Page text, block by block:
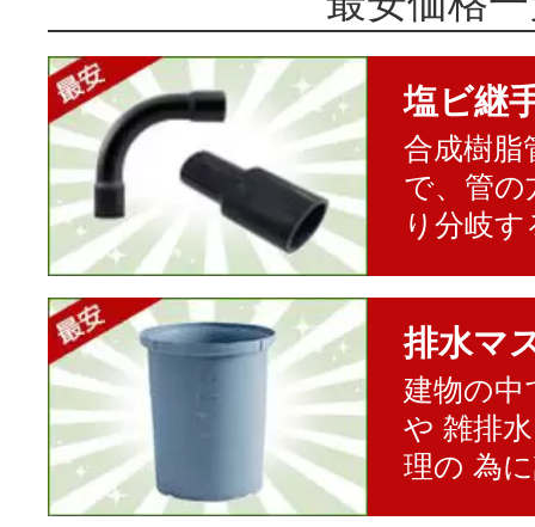
塩ビ継
合成樹脂
で、管の
り分岐
排水マ
建物の中
や 雑排
理の 為